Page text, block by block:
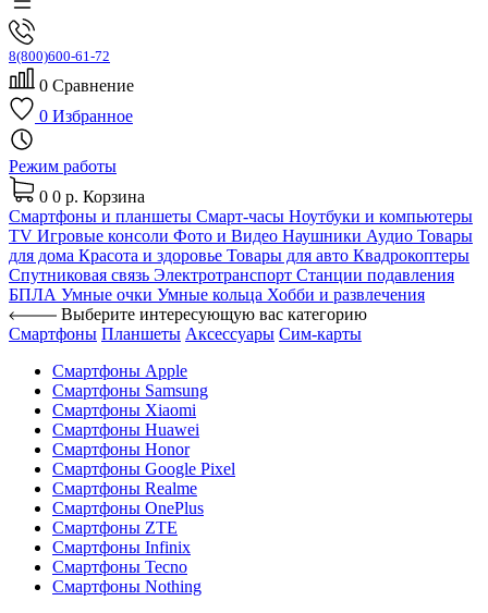
8(800)600-61-72
0 Сравнение
0 Избранное
Режим работы
0 0 р. Корзина
Смартфоны и планшеты Смарт-часы Ноутбуки и компьютеры
TV Игровые консоли Фото и Видео Наушники Аудио Товары
для дома Красота и здоровье Товары для авто Квадрокоптеры
Спутниковая связь Электротранспорт Станции подавления
БПЛА Умные очки Умные кольца Хобби и развлечения
Выберите интересующую вас категорию
Смартфоны Планшеты Аксессуары Сим-карты
Смартфоны Apple
Смартфоны Samsung
Смартфоны Xiaomi
Смартфоны Huawei
Смартфоны Honor
Смартфоны Google Pixel
Смартфоны Realme
Смартфоны OnePlus
Смартфоны ZTE
Смартфоны Infinix
Смартфоны Tecno
Смартфоны Nothing